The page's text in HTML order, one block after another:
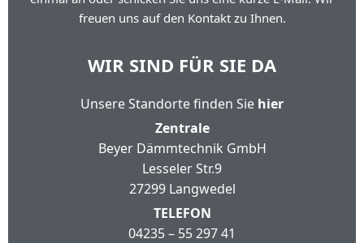
freuen uns auf den Kontakt zu Ihnen.
WIR SIND FÜR SIE DA
Unsere Standorte finden Sie hier
Zentrale
Beyer Dämmtechnik GmbH
Lesseler Str.9
27299 Langwedel
TELEFON
04235 – 55 297 41